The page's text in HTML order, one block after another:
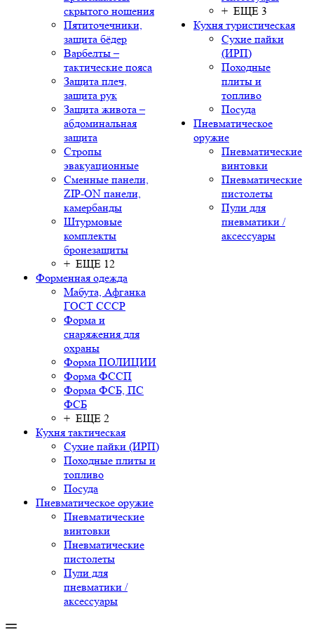
скрытого ношения
Пятиточечники,
защита бёдер
Варбелты –
тактические пояса
Защита плеч,
защита рук
Защита живота –
абдоминальная
защита
Стропы
эвакуационные
Сменные панели,
ZIP-ON панели,
камербанды
Штурмовые
комплекты
бронезащиты
+ ЕЩЕ 12
Форменная одежда
Мабута, Афганка
ГОСТ СССР
Форма и
снаряжения для
охраны
Форма ПОЛИЦИИ
Форма ФССП
Форма ФСБ, ПС
ФСБ
+ ЕЩЕ 2
Кухня тактическая
Сухие пайки (ИРП)
Походные плиты и
топливо
Посуда
Пневматическое оружие
Пневматические
винтовки
Пневматические
пистолеты
Пули для
пневматики /
аксессуары
+ ЕЩЕ 3
Кухня туристическая
Сухие пайки
(ИРП)
Походные
плиты и
топливо
Посуда
Пневматическое
оружие
Пневматические
винтовки
Пневматические
пистолеты
Пули для
пневматики /
аксессуары